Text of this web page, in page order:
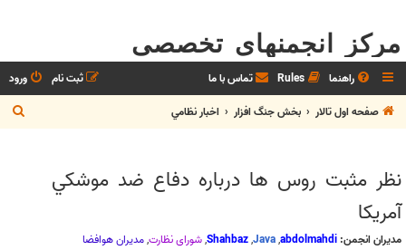
مرکز انجمنهای تخصصی
راهنما Rules تماس با ما ورود
ثبت نام
صفحه اول تالار
بخش جنگ افزار اخبار نظامي
س
نظر مثبت روس ها درباره دفاع ضد موشكي
آمريكا
مدیران انجمن: abdolmahdi
,
Java
,
Shahbaz
,شوراي نظارت,مديران هوافضا